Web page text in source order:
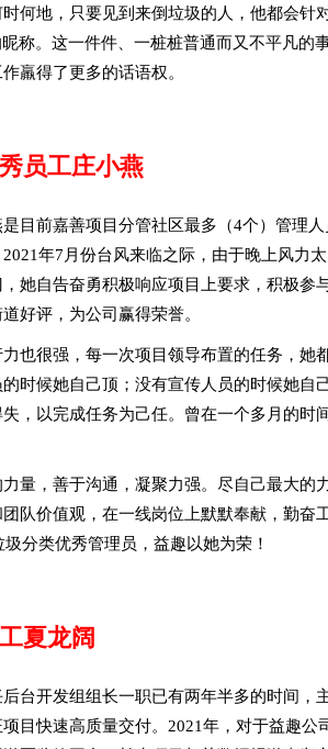
何地，只要见到来倒垃圾的人，他都会
称。这一件件、一桩桩普通而又不平凡
羸得了更多的话语权。
员工庄小燕
目前嘉善项目分管社区最多（4个）管理
年7月份台风来临之际，由于晚上风力
她自告奋勇积极响应项目上要求，积极
好评，为公司赢得荣誉。
也很强，每一次项目领导布置的任务，
时候她自己顶；没有宣传人员的时候她
，以完成任务为己任。曾在一个多月的
量，善于沟通，凝聚力强。尽自己最大
队价值观，在一线岗位上默默奉献，勤
分类优秀管理员，益趣以她为荣！
夏龙阔
台开发组组长一职已有两年半多的时间
目快速高质量交付。2021年，对于益趣